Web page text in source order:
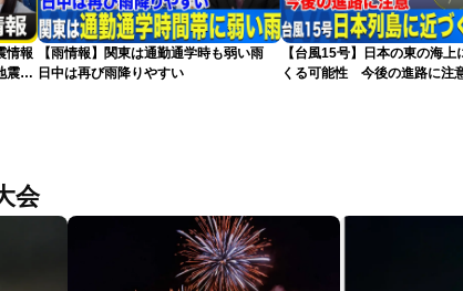
情報
震情
【雨情報】関東は通勤通学時も弱い雨
日中は再び雨降りやすい
【台風15号】日本の東の海上
くる可能性 今後の進路に注
会